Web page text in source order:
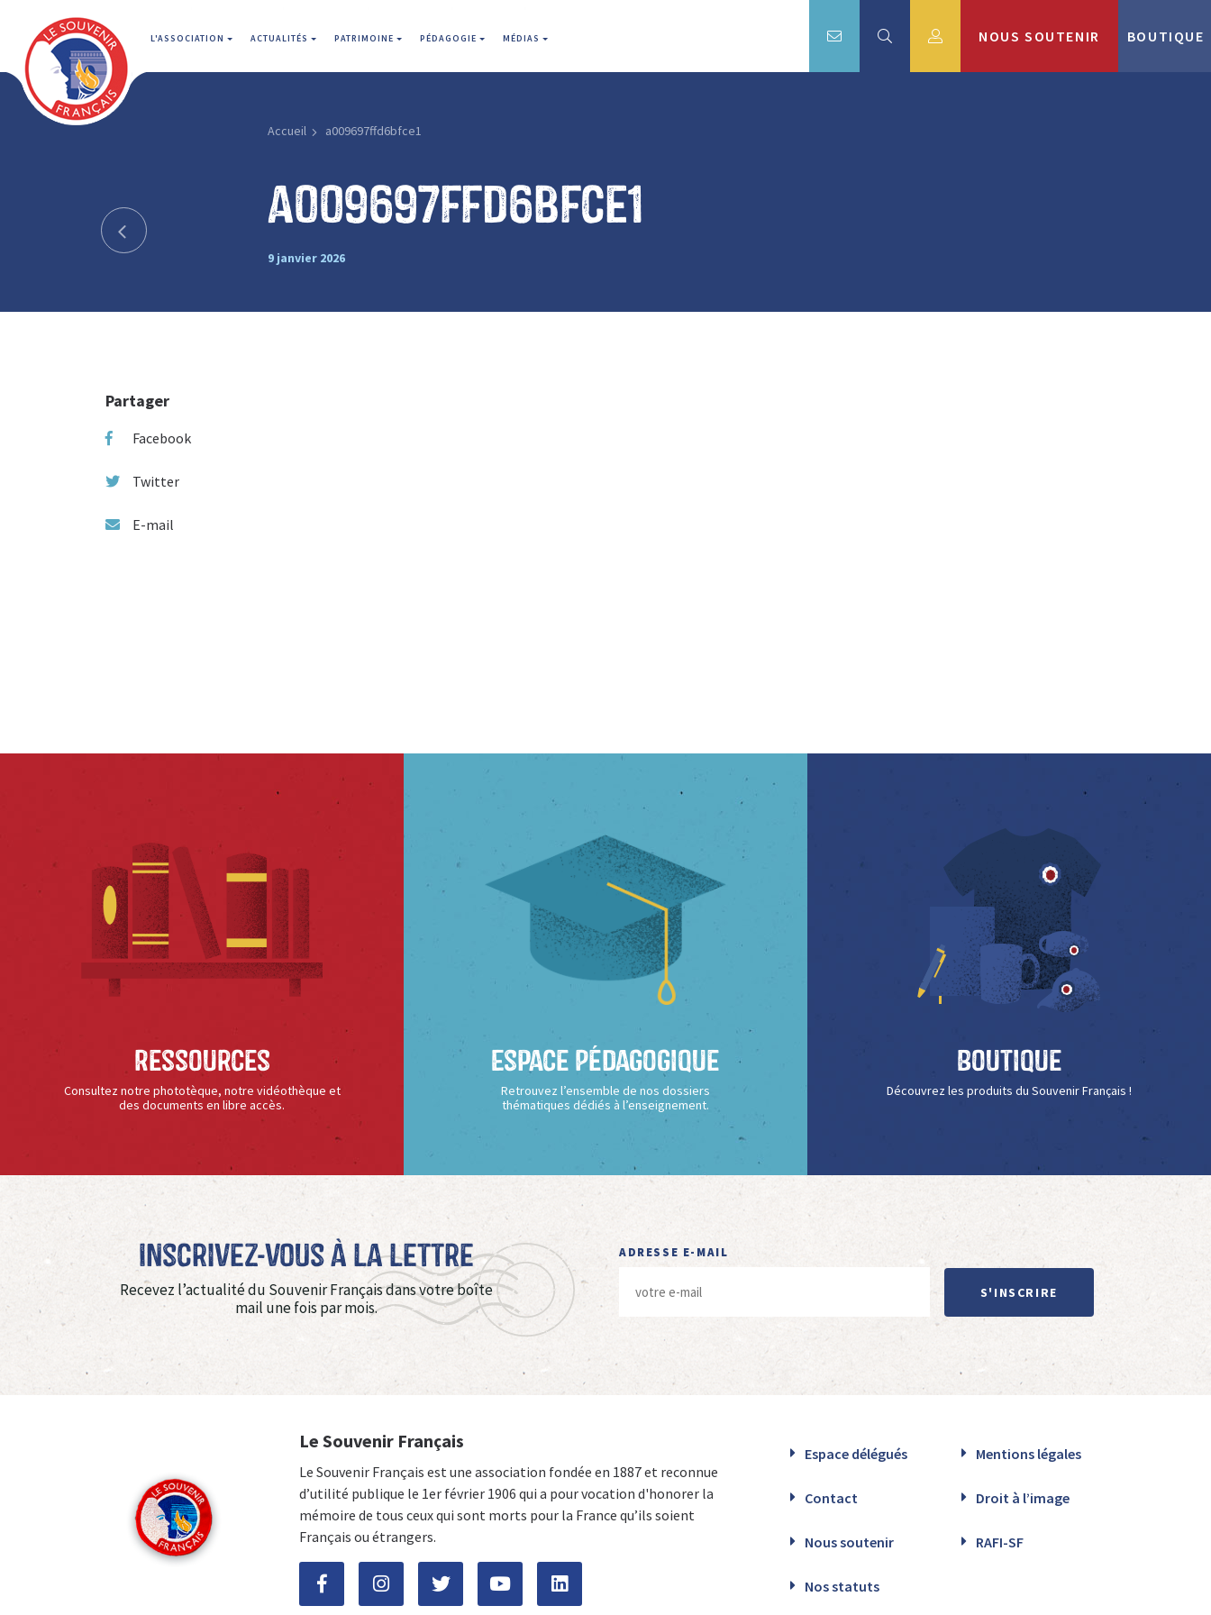
L'ASSOCIATION ACTUALITÉS PATRIMOINE PÉDAGOGIE MÉDIAS NOUS SOUTENIR BOUTIQUE
Accueil a009697ffd6bfce1
a009697ffd6bfce1
9 janvier 2026
Partager
Facebook
Twitter
E-mail
Ressources
Consultez notre phototèque, notre vidéothèque et
des documents en libre accès.
Espace Pédagogique
Retrouvez l’ensemble de nos dossiers
thématiques dédiés à l’enseignement.
Boutique
Découvrez les produits du Souvenir Français !
Inscrivez-vous à La Lettre
Recevez l’actualité du Souvenir Français dans votre boîte
mail une fois par mois.
ADRESSE E-MAIL
S'INSCRIRE
Le Souvenir Français
Le Souvenir Français est une association fondée en 1887 et reconnue
d’utilité publique le 1er février 1906 qui a pour vocation d'honorer la
mémoire de tous ceux qui sont morts pour la France qu’ils soient
Français ou étrangers.
Espace délégués Mentions légales
Contact Droit à l’image
Nous soutenir RAFI-SF
Nos statuts